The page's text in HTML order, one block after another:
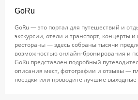
GoRu
GoRu — это портал для путешествий и
экскурсии, отели и транспорт, концерты и
рестораны — здесь собраны тысячи
возможностью онлайн-бронирования и
GoRu представлен подробный
описания мест, фотографии и отзывы —
поездки или проводите лучшие